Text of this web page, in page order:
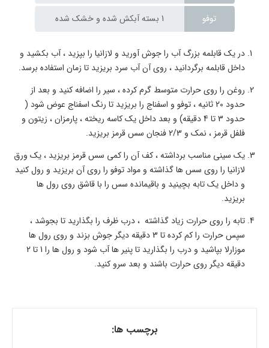
توفو 1 بسته آبکش شده و خشک شده
در یک قابلمه بزرگ آب را جوش آورید و لازانیا را بپزید ، آب بکشید و
داخل قابلمه برگردانید ، روی آن آب سرد بریزید تا زمان استفاده برسد.
روغن را روی حرارت متوسط گرم کرده ، سیر را اضافه کنید و بعد از
حدود 20 ثانیه ، توفو و اسفناج را بریزید تا رنگ اسفناج عوض شود (
حدود 3 تا 4 دقیقه) و بعد داخل یک کاسه ریخته ، پارمزان ، زیتون و
فلفل قرمز ، نمک و 2/3 فنجان سس قرمز بریزید.
یک سینی مناسب برداشته ، کف آن را کمی سس قرمز بریزید ، یک ورق
لازانیا را روی سس ها گذاشته و مواد توفو را روی آن بریزید و رول کنید
و داخل یک تابه بچینید و باقیمانده سس را با قاشق روی رول ها
بریزید.
تابه را روی حرارت زیاد گذاشته ، درب ظرف را بگذارید تا بجوشد ،
سپس حرارت را کم کرده تا 3 دقیقه دیگر جوش بزند و روی رول ها
موزارلا بپاشید و درب را بگذارید تا پنیر ها آب شود و رول ها را 1 تا 2
دقیقه دیگر روی حرارت باشند و بعد سرو کنید.
برچسب ها: